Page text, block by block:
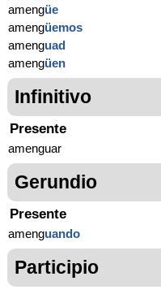
amengüe
amengüemos
amenguad
amengüen
Infinitivo
Presente
amenguar
Gerundio
Presente
amenguando
Participio